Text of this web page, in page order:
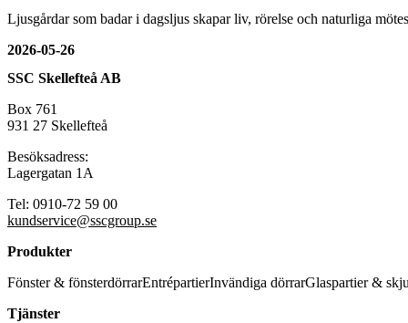
Ljusgårdar som badar i dagsljus skapar liv, rörelse och naturliga
2026-05-26
SSC Skellefteå AB
Box 761
931 27 Skellefteå
Besöksadress:
Lagergatan 1A
Tel: 0910-72 59 00
kundservice@sscgroup.se
Produkter
Fönster & fönsterdörrarEntrépartierInvändiga dörrarGlaspartier &
Tjänster